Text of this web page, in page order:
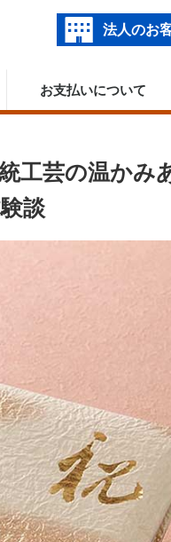
法人のお
お支払いについて
工芸の温かみ
談